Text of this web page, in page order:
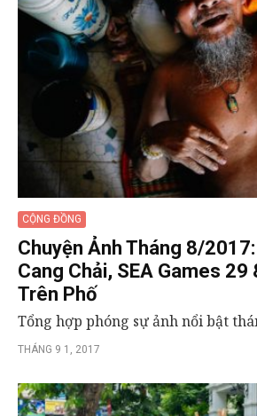
CỘNG ĐỒNG
Chuyện Ảnh Tháng 8/
Cang Chải, SEA Games 29
Trên Phố
Tổng hợp phóng sự ảnh nổi bật
THÁNG 9 1, 2017